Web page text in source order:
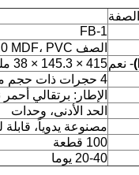
الصفة
FB-1
الصف E0 MDF، PVC لف الجلد
- نعم415 × 145.3 × 38 ملم (يمكن تخصيصها)
4 حجرات ذات حجم متساو
الإطار: برتقالي
الحد الأدنى، وحدات
مصنوعة يدوياً، قابلة
100 قطعة
20-40 يوما